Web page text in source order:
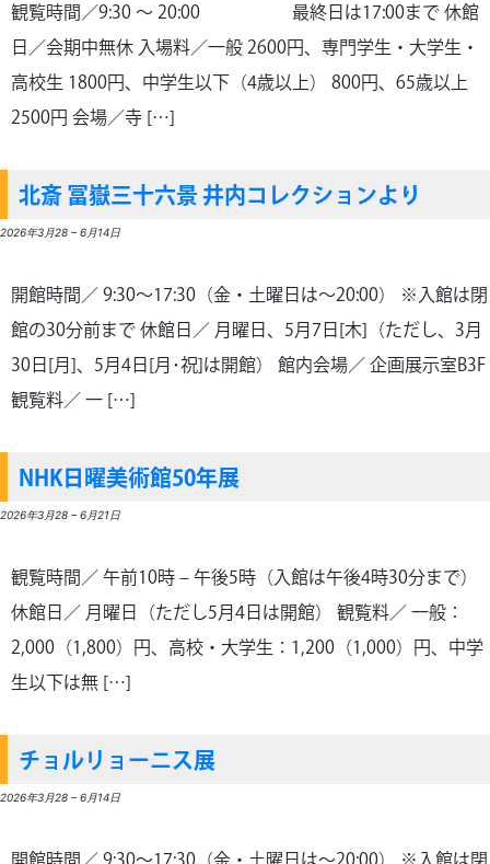
観覧時間／9:30 〜 20:00 最終日は17:00まで 休館
日／会期中無休 入場料／一般 2600円、専門学生・大学生・
高校生 1800円、中学生以下（4歳以上） 800円、65歳以上
2500円 会場／寺 […]
北斎 冨嶽三十六景 井内コレクションより
2026年3月28 –6月14日
開館時間／ 9:30～17:30（金・土曜日は～20:00） ※入館は閉
館の30分前まで 休館日／ 月曜日、5月7日[木]（ただし、3月
30日[月]、5月4日[月･祝]は開館） 館内会場／ 企画展示室B3F
観覧料／ 一 […]
NHK日曜美術館50年展
2026年3月28 –6月21日
観覧時間／ 午前10時 – 午後5時（入館は午後4時30分まで）
休館日／ 月曜日（ただし5月4日は開館） 観覧料／ 一般：
2,000（1,800）円、高校・大学生：1,200（1,000）円、中学
生以下は無 […]
チョルリョーニス展
2026年3月28 –6月14日